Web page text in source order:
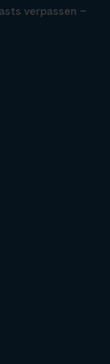
verpassen –